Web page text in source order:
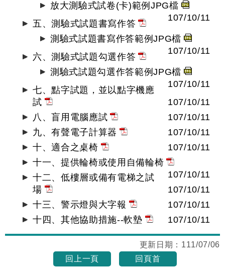
放大測驗式試卷(卡)範例JPG檔
107/10/11
五、測驗式試題書寫作答
測驗式試題書寫作答範例JPG檔
107/10/11
六、測驗式試題勾選作答
測驗式試題勾選作答範例JPG檔
107/10/11
七、點字試題，並以點字機應
試
107/10/11
八、盲用電腦應試
107/10/11
九、有聲電子計算器
107/10/11
十、適合之桌椅
107/10/11
十一、提供輪椅或使用自備輪椅
107/10/11
十二、低樓層或備有電梯之試
場
107/10/11
十三、警示燈與大字報
107/10/11
十四、其他協助措施--軟墊
107/10/11
更新日期： 111/07/06
回上一頁
回頁首